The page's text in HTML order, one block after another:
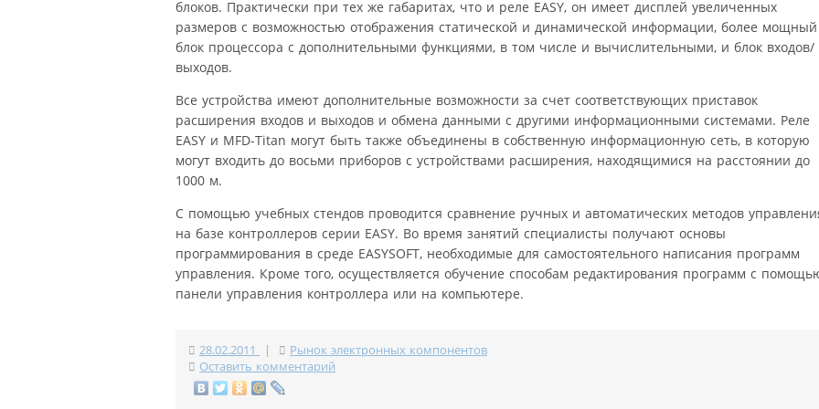
блоков. Практически при тех же габаритах, что и реле EASY, он имеет дисплей увеличенных
размеров с возможностью отображения статической и динамической информации, более мощный
блок процессора с дополнительными функциями, в том числе и вычислительными, и блок входов/
выходов.
Все устройства имеют дополнительные возможности за счет соответствующих приставок
расширения входов и выходов и обмена данными с другими информационными системами. Реле
EASY и MFD-Titan могут быть также объединены в собственную информационную сеть, в которую
могут входить до восьми приборов с устройствами расширения, находящимися на расстоянии до
1000 м.
С помощью учебных стендов проводится сравнение ручных и автоматических методов
на базе контроллеров серии EASY. Во время занятий специалисты получают основы
программирования в среде EASYSOFT, необходимые для самостоятельного написания программ
управления. Кроме того, осуществляется обучение способам редактирования программ с
панели управления контроллера или на компьютере.
28.02.2011 |
Рынок электронных компонентов
Оставить комментарий